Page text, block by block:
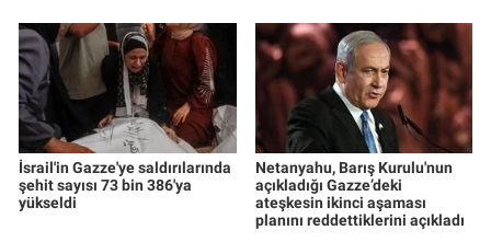
İsrail'in Gazze'ye saldırılarında
şehit sayısı 73 bin 386'ya
yükseldi
Netanyahu, Barış Kurulu'nun
açıkladığı Gazze’deki
ateşkesin ikinci aşaması
planını reddettiklerini açıkladı